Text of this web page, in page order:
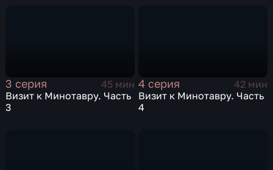
3 серия
45 мин
Визит к Минотавру. Часть
3
4 серия
42 мин
Визит к Минотавру. Часть
4